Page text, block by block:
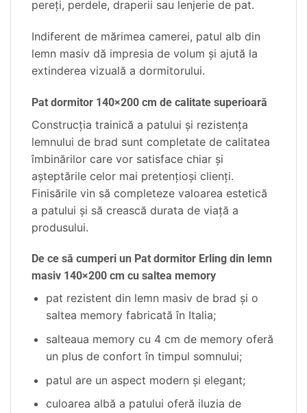
pereţi, perdele, draperii sau lenjerie de pat.
Indiferent de mărimea camerei, patul alb din
lemn masiv dă impresia de volum şi ajută la
extinderea vizuală a dormitorului.
Pat dormitor 140×200 cm de calitate superioară
Construcţia trainică a patului şi rezistenţa
lemnului de brad sunt completate de calitatea
îmbinărilor care vor satisface chiar şi
aşteptările celor mai pretenţioşi clienţi.
Finisările vin să completeze valoarea estetică
a patului şi să crească durata de viaţă a
produsului.
De ce să cumperi un Pat dormitor Erling din lemn
masiv 140×200 cm cu saltea memory
pat rezistent din lemn masiv de brad şi o
saltea memory fabricată în Italia;
salteaua memory cu 4 cm de memory oferă
un plus de confort în timpul somnului;
patul are un aspect modern şi elegant;
culoarea albă a patului oferă iluzia de